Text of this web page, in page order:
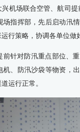
机场联合空管、航司
场指挥部，先后启动汛
行策略，协调各单位做
前针对防汛重点部位、
、防汛沙袋等物资，
运行正常。